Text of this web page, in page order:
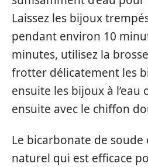
Laissez les bijoux
pendant environ 10
minutes, utilisez la
frotter délicatement les
ensuite les bijoux à l’eau
ensuite avec le chiffon
Le bicarbonate de
naturel qui est efficace